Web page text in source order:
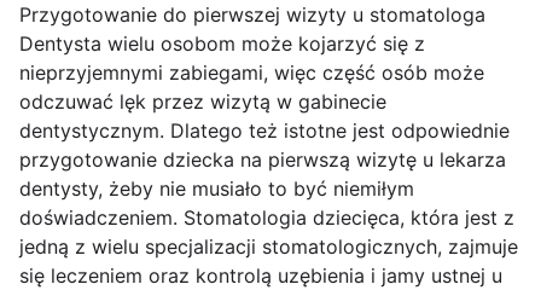
Przygotowanie do pierwszej wizyty u stomatologa
Dentysta wielu osobom może kojarzyć się z
nieprzyjemnymi zabiegami, więc część osób może
odczuwać lęk przez wizytą w gabinecie
dentystycznym. Dlatego też istotne jest odpowiednie
przygotowanie dziecka na pierwszą wizytę u lekarza
dentysty, żeby nie musiało to być niemiłym
doświadczeniem. Stomatologia dziecięca, która jest z
jedną z wielu specjalizacji stomatologicznych, zajmuje
się leczeniem oraz kontrolą uzębienia i jamy ustnej u